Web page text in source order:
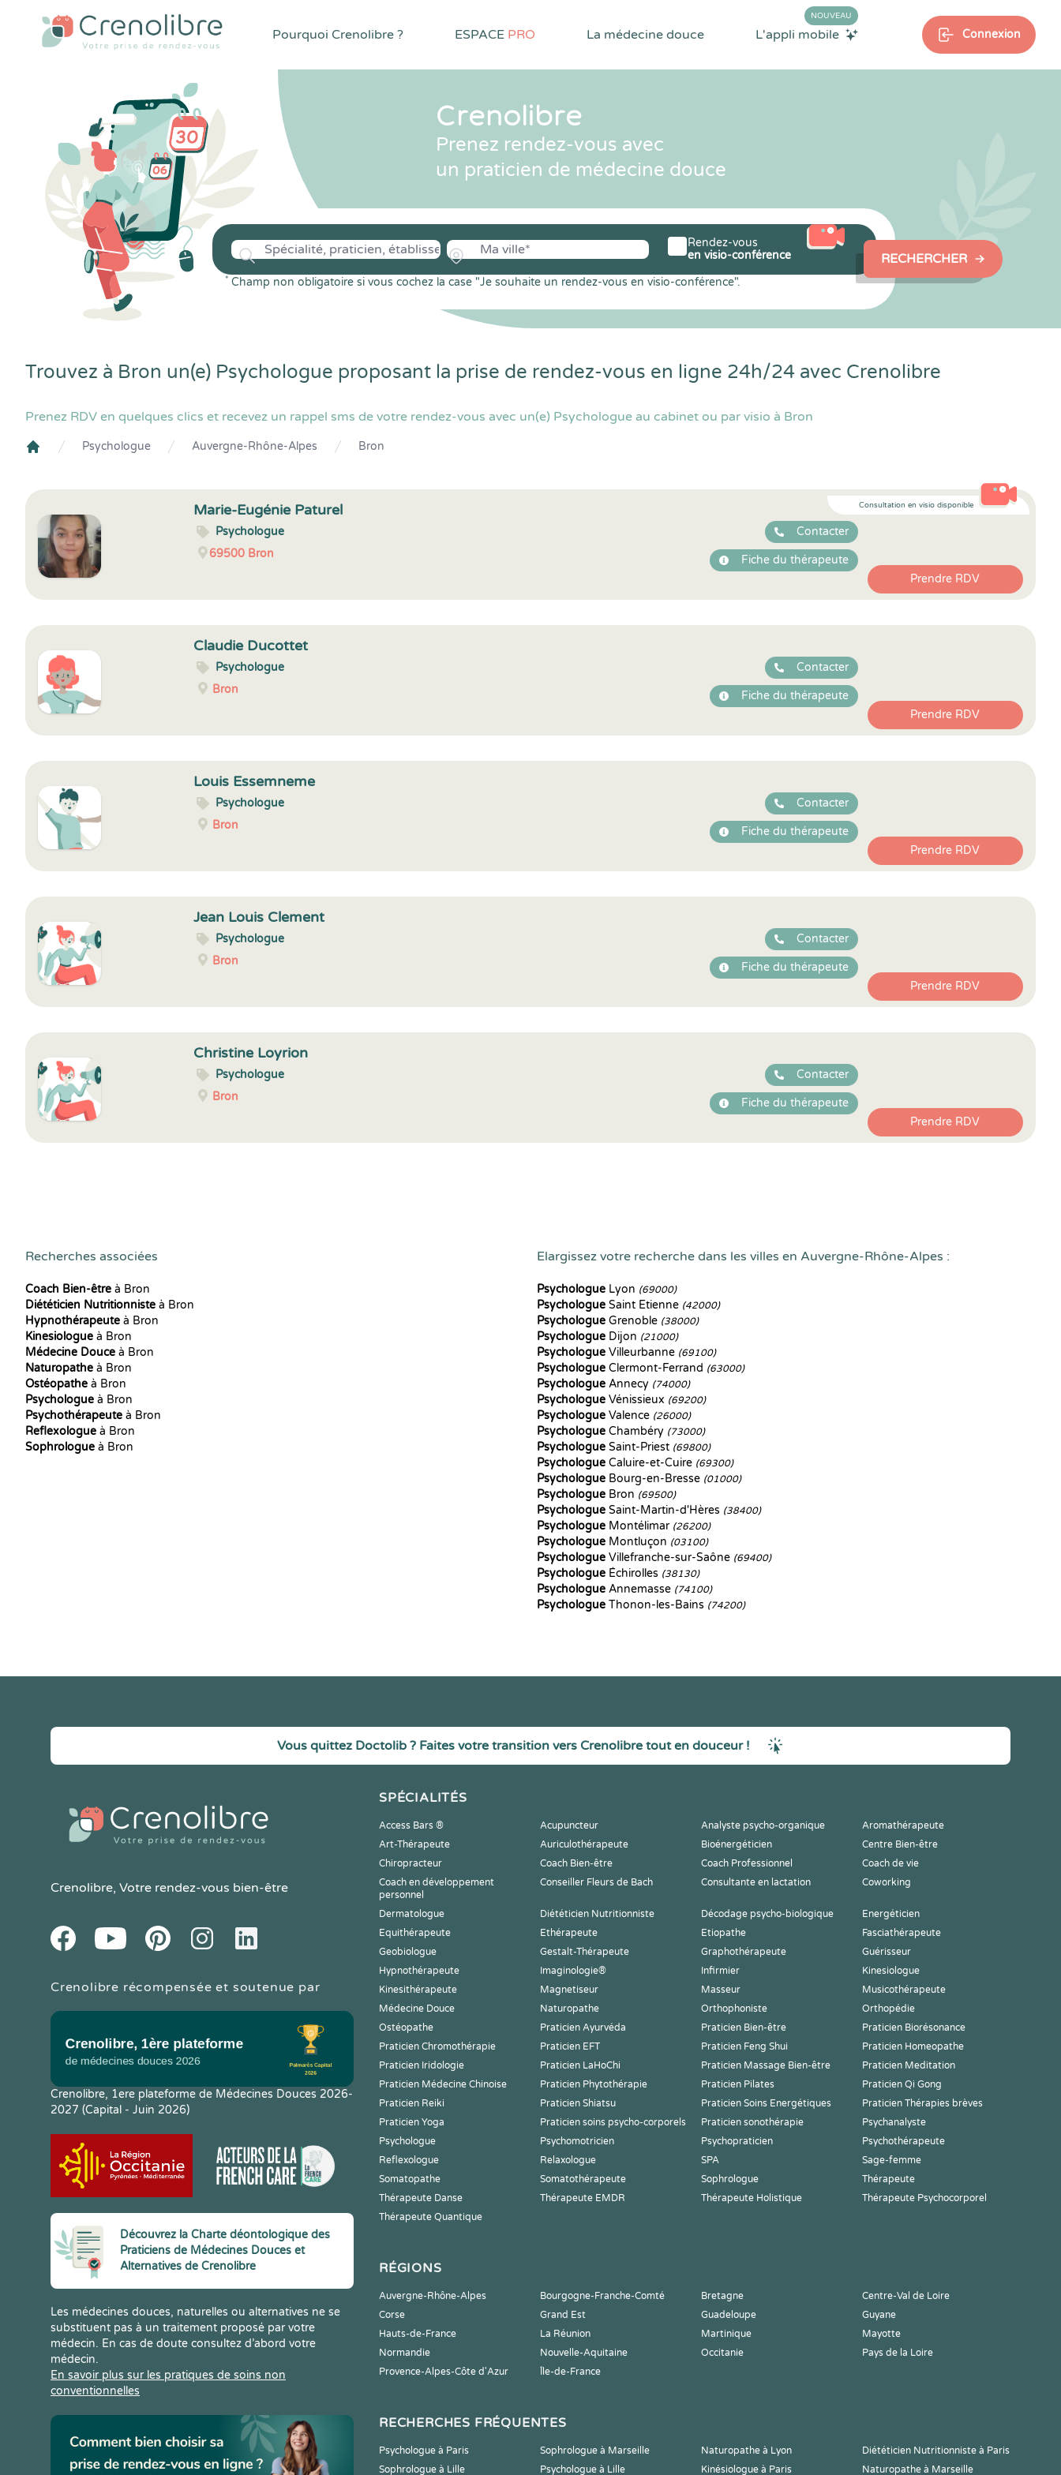
Pourquoi Crenolibre ? ESPACE PRO La médecine douce L'appli mobile
NOUVEAU
Connexion
Crenolibre
Prenez rendez-vous avec
un praticien de médecine douce
* Champ non obligatoire si vous cochez la case "Je souhaite un rendez-vous en visio-conférence".
Rendez-vous
en visio-conférence
RECHERCHER
Trouvez à Bron un(e) Psychologue proposant la prise de rendez-vous en ligne 24h/24 avec Crenolibre
Prenez RDV en quelques clics et recevez un rappel sms de votre rendez-vous avec un(e) Psychologue au cabinet ou par visio à Bron
Psychologue Auvergne-Rhône-Alpes Bron
Consultation en visio disponible
Marie-Eugénie Paturel
Psychologue
69500 Bron
Contacter
Fiche du thérapeute
Prendre RDV
Claudie Ducottet
Psychologue
Bron
Contacter
Fiche du thérapeute
Prendre RDV
Louis Essemneme
Psychologue
Bron
Contacter
Fiche du thérapeute
Prendre RDV
Jean Louis Clement
Psychologue
Bron
Contacter
Fiche du thérapeute
Prendre RDV
Christine Loyrion
Psychologue
Bron
Contacter
Fiche du thérapeute
Prendre RDV
Recherches associées
Coach Bien-être à Bron
Diététicien Nutritionniste à Bron
Hypnothérapeute à Bron
Kinesiologue à Bron
Médecine Douce à Bron
Naturopathe à Bron
Ostéopathe à Bron
Psychologue à Bron
Psychothérapeute à Bron
Reflexologue à Bron
Sophrologue à Bron
Elargissez votre recherche dans les villes en Auvergne-Rhône-Alpes :
Psychologue Lyon (69000)
Psychologue Saint Etienne (42000)
Psychologue Grenoble (38000)
Psychologue Dijon (21000)
Psychologue Villeurbanne (69100)
Psychologue Clermont-Ferrand (63000)
Psychologue Annecy (74000)
Psychologue Vénissieux (69200)
Psychologue Valence (26000)
Psychologue Chambéry (73000)
Psychologue Saint-Priest (69800)
Psychologue Caluire-et-Cuire (69300)
Psychologue Bourg-en-Bresse (01000)
Psychologue Bron (69500)
Psychologue Saint-Martin-d'Hères (38400)
Psychologue Montélimar (26200)
Psychologue Montluçon (03100)
Psychologue Villefranche-sur-Saône (69400)
Psychologue Échirolles (38130)
Psychologue Annemasse (74100)
Psychologue Thonon-les-Bains (74200)
Vous quittez Doctolib ? Faites votre transition vers Crenolibre tout en douceur !
Crenolibre, Votre rendez-vous bien-être
FacebookYoutube PinteresetInstagramLinkedIn
Crenolibre récompensée et soutenue par
Crenolibre, 1ere plateforme de Médecines Douces 2026-
2027 (Capital - Juin 2026)
Découvrez la Charte déontologique des
Praticiens de Médecines Douces et
Alternatives de Crenolibre
Les médecines douces, naturelles ou alternatives ne se
substituent pas à un traitement proposé par votre
médecin. En cas de doute consultez d’abord votre
médecin.
En savoir plus sur les pratiques de soins non
conventionnelles
SPÉCIALITÉS
Access Bars ® Acupuncteur Analyste psycho-organique
Aromathérapeute
Art-Thérapeute
Auriculothérapeute Bioénergéticien
Centre Bien-être
Chiropracteur
Coach Bien-être Coach Professionnel
Coach de vie
Coach en développement
personnel
Conseiller Fleurs de Bach Consultante en lactation Coworking
Dermatologue Diététicien Nutritionniste Décodage psycho-biologique
Energéticien
Equithérapeute
Ethérapeute Etiopathe
Fasciathérapeute
Geobiologue
Gestalt-Thérapeute Graphothérapeute
Guérisseur
Hypnothérapeute
Imaginologie® Infirmier
Kinesiologue
Kinesithérapeute
Magnetiseur Masseur
Musicothérapeute
Médecine Douce
Naturopathe Orthophoniste
Orthopédie
Ostéopathe
Praticien Ayurvéda Praticien Bien-être
Praticien Biorésonance
Praticien Chromothérapie
Praticien EFT Praticien Feng Shui
Praticien Homeopathe
Praticien Iridologie
Praticien LaHoChi Praticien Massage Bien-être
Praticien Meditation
Praticien Médecine Chinoise
Praticien Phytothérapie Praticien Pilates
Praticien Qi Gong
Praticien Reiki
Praticien Shiatsu Praticien Soins Energétiques
Praticien Thérapies brèves
Praticien Yoga
Praticien soins psycho-corporels Praticien sonothérapie
Psychanalyste
Psychologue
Psychomotricien Psychopraticien
Psychothérapeute
Reflexologue
Relaxologue SPA
Sage-femme
Somatopathe
Somatothérapeute Sophrologue
Thérapeute
Thérapeute Danse
Thérapeute EMDR Thérapeute Holistique
Thérapeute Psychocorporel
Thérapeute Quantique
RÉGIONS
Auvergne-Rhône-Alpes Bourgogne-Franche-Comté Bretagne
Centre-Val de Loire
Corse
Grand Est Guadeloupe
Guyane
Hauts-de-France
La Réunion Martinique
Mayotte
Normandie
Nouvelle-Aquitaine Occitanie
Pays de la Loire
Provence-Alpes-Côte d'Azur
Île-de-France
RECHERCHES FRÉQUENTES
Psychologue à Paris Sophrologue à Marseille Naturopathe à Lyon
Diététicien Nutritionniste à Paris
Sophrologue à Lille
Psychologue à Lille Kinésiologue à Paris Naturopathe à Marseille